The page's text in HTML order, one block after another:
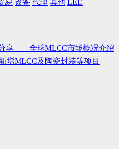
易 设备 代理 其他 LED
享——全球MLCC市场概况介绍
MLCC及陶瓷封装等项目